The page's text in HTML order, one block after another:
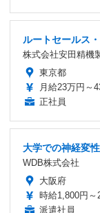
ルートセールス
株式会社安田精機
東京都
月給23万円～
正社員
大学での神経変
WDB株式会社
大阪府
時給1,800円～
派遣社員